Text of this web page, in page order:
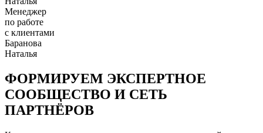
Менеджер
по работе
с клиентами
Баранова
Наталья
ФОРМИРУЕМ ЭКСПЕРТНОЕ
СООБЩЕСТВО И СЕТЬ
ПАРТНЁРОВ